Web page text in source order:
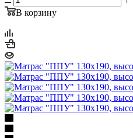
В корзину